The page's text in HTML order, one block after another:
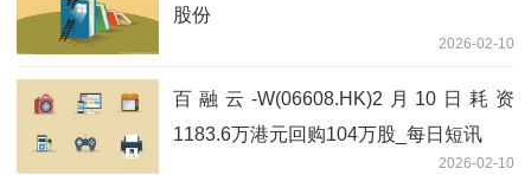
股份
2026-02-10
百融云-W(06608.HK)2月10日耗资
1183.6万港元回购104万股_每日短讯
2026-02-10